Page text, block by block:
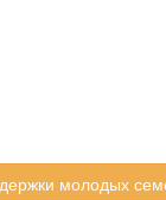
молодых